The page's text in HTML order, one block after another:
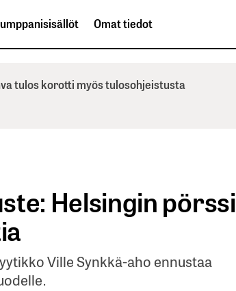
Omat tiedot
tulos korotti myös tulosohjeistusta
Helsingin pörssi
Ville Synkkä-aho ennustaa